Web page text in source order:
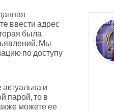
ввести адрес
была
Мы
по доступу
и
парой, то в
можете ее